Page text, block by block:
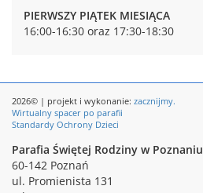
PIERWSZY PIĄTEK MIESIĄCA
16:00-16:30 oraz 17:30-18:30
2026© | projekt i wykonanie: zacznijmy.
Wirtualny spacer po parafii
Standardy Ochrony Dzieci
Parafia Świętej Rodziny w Poznaniu
60-142 Poznań
ul. Promienista 131